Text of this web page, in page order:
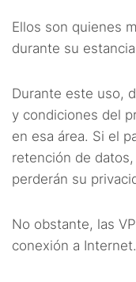
Ellos son quienes
durante su
Durante este uso,
y condiciones del
en esa área. Si el
retención de
perderán su
No obstante, las
conexión a Internet.